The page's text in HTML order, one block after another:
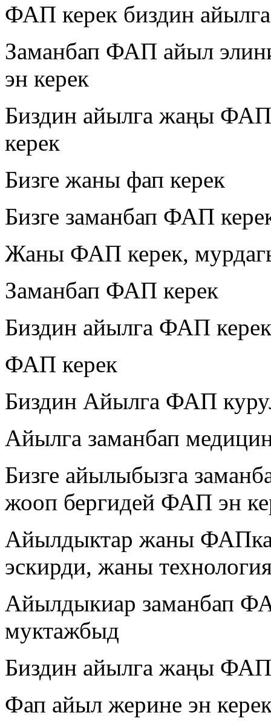
ФАП керек биздин айылга
Заманбап ФАП айыл
эн керек
Биздин айылга жаңы
керек
Бизге жаны фап керек
Бизге заманбап ФАП
Жаны ФАП керек,
Заманбап ФАП керек
Биздин айылга ФАП
ФАП керек
Биздин Айылга ФАП
Айылга заманбап
Бизге айылыбызга
жооп бергидей ФАП эн
Айылдыктар жаны
эскирди, жаны
Айылдыкиар заманбап
муктажбыд
Биздин айылга жаңы ФАП
Фап айыл жерине эн